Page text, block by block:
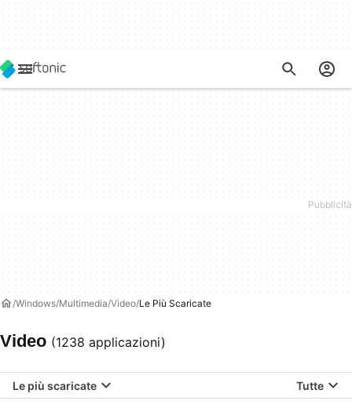
Windows Multimedia Video Le Più Scaricate
Video (1238 applicazioni)
Le più scaricate Tutte